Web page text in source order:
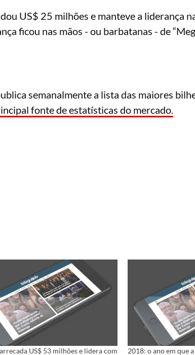
US$ 25 milhões e manteve a liderança
ficou nas mãos - ou barbatanas - de
semanalmente a lista das maiores
fonte de estatísticas do mercado.
US$ 53 milhões e lidera com
2018: o ano em que